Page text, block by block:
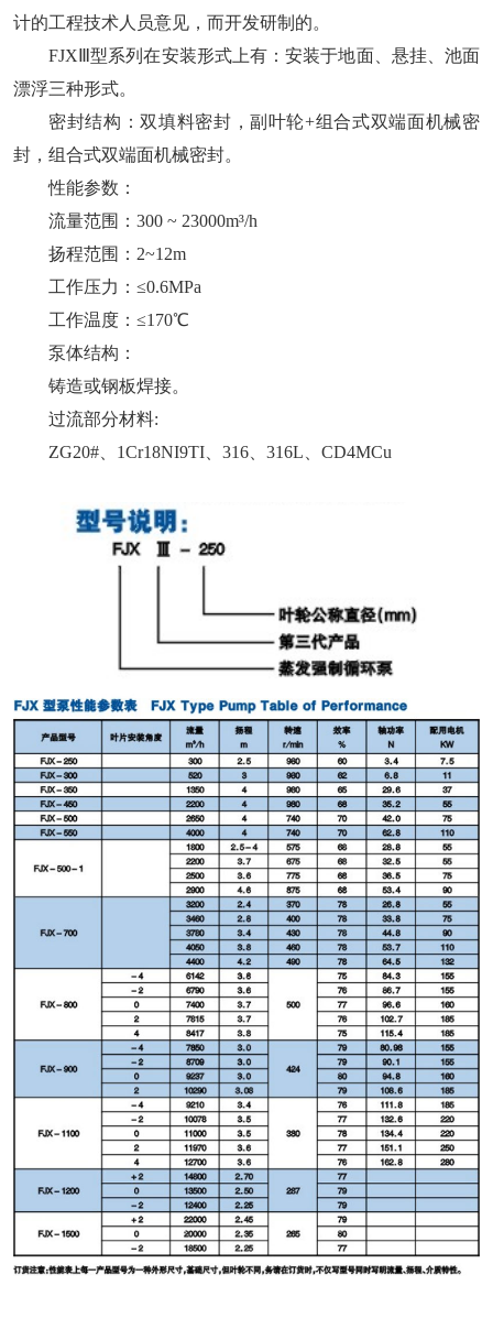
计的工程技术人员意见，而开发研制的。
FJXⅢ型系列在安装形式上有 ：安装于地面、悬挂、池面
漂浮三种形式。
密封结构 ：双填料密封，副叶轮+组合式双端面机械密
封，组合式双端面机械密封。
性能参数 ：
流量范围 ： 300 ~ 23000m³/h
扬程范围 ： 2~12m
工作压力 ： ≤0.6MPa
工作温度：≤170℃
泵体结构：
铸造或钢板焊接。
过流部分材料:
ZG20#、1Cr18NI9TI、316、316L、CD4MCu